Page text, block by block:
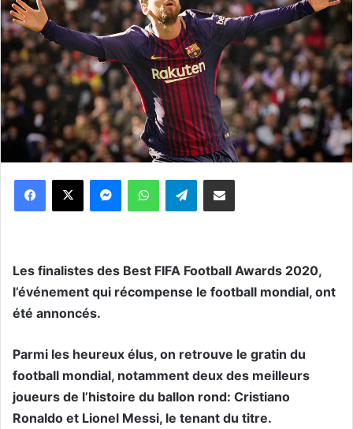
WhatsApp Telegram
Les finalistes des Best FIFA Football Awards 2020,
l’événement qui récompense le football mondial, ont
été annoncés.
Parmi les heureux élus, on retrouve le gratin du
football mondial, notamment deux des meilleurs
joueurs de l’histoire du ballon rond: Cristiano
Ronaldo et Lionel Messi, le tenant du titre.